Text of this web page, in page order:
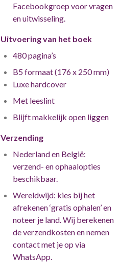
Facebookgroep voor vragen
en uitwisseling.
Uitvoering van het boek
480 pagina’s
B5 formaat (176 x 250 mm)
Luxe hardcover
Met leeslint
Blijft makkelijk open liggen
Verzending
Nederland en België:
verzend- en ophaalopties
beschikbaar.
Wereldwijd: kies bij het
afrekenen ‘gratis ophalen’ en
noteer je land. Wij berekenen
de verzendkosten en nemen
contact met je op via
WhatsApp.